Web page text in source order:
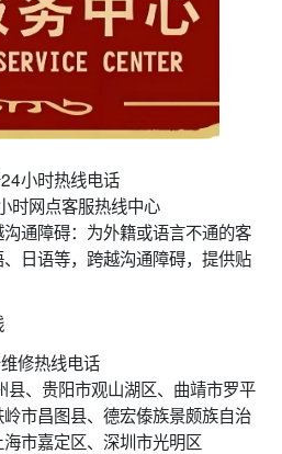
小时热线电话
时网点客服热线中心
通障碍：为外籍或语言不通的客
日语等，跨越沟通障碍，提供贴
修热线电话
县、贵阳市观山湖区、曲靖市罗平
市昌图县、德宏傣族景颇族自治
市嘉定区、深圳市光明区